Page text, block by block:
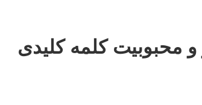
محبوبیت کلمه کلیدی